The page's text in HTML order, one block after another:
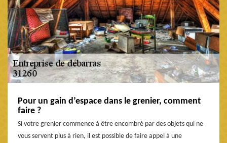
Pour un gain d’espace dans le grenier, comment
faire ?
Si votre grenier commence à être encombré par des objets qui ne
vous servent plus à rien, il est possible de faire appel à une